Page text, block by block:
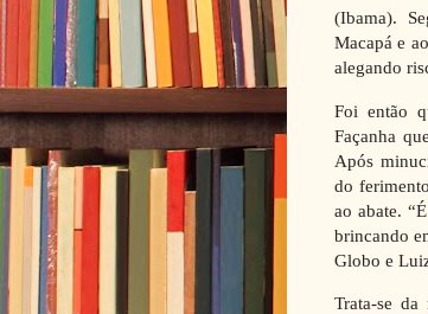
(Ibama).
Macapá e
alegando
Foi então
Façanha
Após
do
ao abate.
brincando
Globo e
Trata-se